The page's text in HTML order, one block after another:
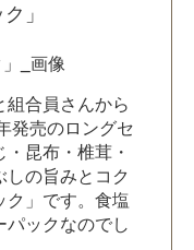
」
組合員さんから
発売のロングセ
昆布・椎茸・
の旨みとコク
ク」です。食塩
パックなのでし